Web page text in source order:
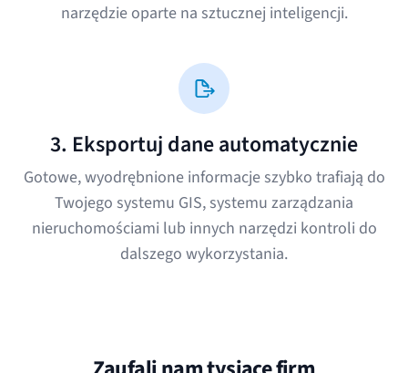
narzędzie oparte na sztucznej inteligencji.
3. Eksportuj dane automatycznie
Gotowe, wyodrębnione informacje szybko trafiają do
Twojego systemu GIS, systemu zarządzania
nieruchomościami lub innych narzędzi kontroli do
dalszego wykorzystania.